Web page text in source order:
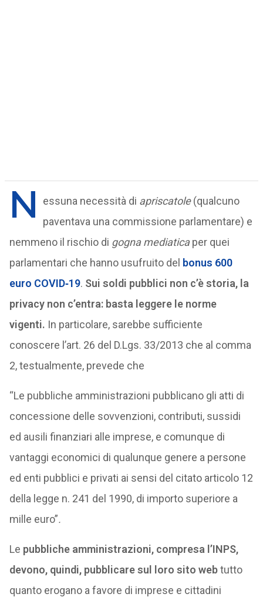
N essuna necessità di apriscatole(qualcuno
paventava una commissione parlamentare) e
nemmeno il rischio di gogna mediaticaper quei
parlamentari che hanno usufruito del bonus 600
euro COVID‑19. Sui soldi pubblici non c’è storia, la
privacy non c’entra: basta leggere le norme
vigenti. In particolare, sarebbe sufficiente
conoscere l’art. 26 del D.Lgs. 33/2013 che al comma
2, testualmente, prevede che
“Le pubbliche amministrazioni pubblicano gli atti di
concessione delle sovvenzioni, contributi, sussidi
ed ausili finanziari alle imprese, e comunque di
vantaggi economici di qualunque genere a persone
ed enti pubblici e privati ai sensi del citato articolo 12
della legge n. 241 del 1990, di importo superiore a
mille euro”.
Le pubbliche amministrazioni, compresa l’INPS,
devono, quindi, pubblicare sul loro sito webtutto
quanto erogano a favore di imprese e cittadini